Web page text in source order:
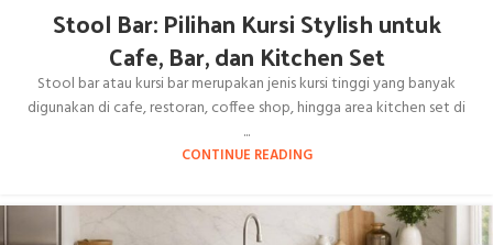
Stool Bar: Pilihan Kursi Stylish untuk
Cafe, Bar, dan Kitchen Set
Stool bar atau kursi bar merupakan jenis kursi tinggi yang banyak
digunakan di cafe, restoran, coffee shop, hingga area kitchen set di
...
CONTINUE READING